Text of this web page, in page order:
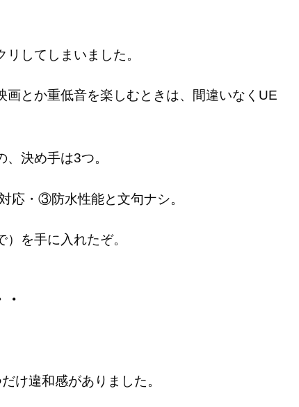
リしてしまいました。
画とか重低音を楽しむときは、間違いなくUE
決め手は3つ。
・③防水性能と文句ナシ。
を手に入れたぞ。
け違和感がありました。